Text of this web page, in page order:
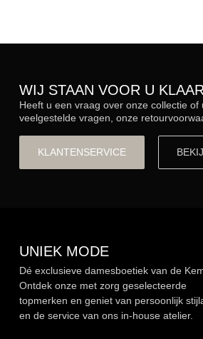
WIJ STAAN VOOR U KLAAR
Heeft u een vraag over onze collectie
veelgestelde vragen, onze
KLANTENSERVICE
UNIEK MODE
Dé exclusieve damesboetiek van de
Ontdek onze met zorg geselecteerde
topmerken en geniet van persoonlijk
en de service van ons in-house atelier.